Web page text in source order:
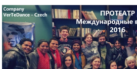
Записи
Встречи